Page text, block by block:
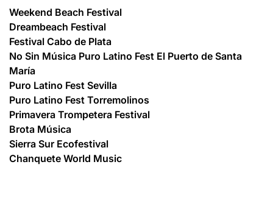
Weekend Beach Festival
Dreambeach Festival
Festival Cabo de Plata
No Sin Música Puro Latino Fest El Puerto de Santa
María
Puro Latino Fest Sevilla
Puro Latino Fest Torremolinos
Primavera Trompetera Festival
Brota Música
Sierra Sur Ecofestival
Chanquete World Music